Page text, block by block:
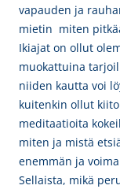
vapauden ja
mietin miten
Ikiajat on ollut
muokattuina
niiden kautta voi
kuitenkin ollut
meditaatioita
miten ja mistä
enemmän ja
Sellaista, mikä